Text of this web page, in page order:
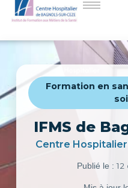
Formation en
IFMS de
Centre
Publié le :